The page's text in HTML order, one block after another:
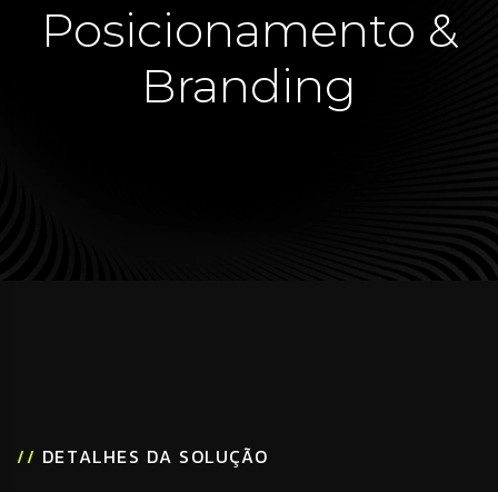
Posicionamento &
Branding
// DETALHES DA SOLUÇÃO